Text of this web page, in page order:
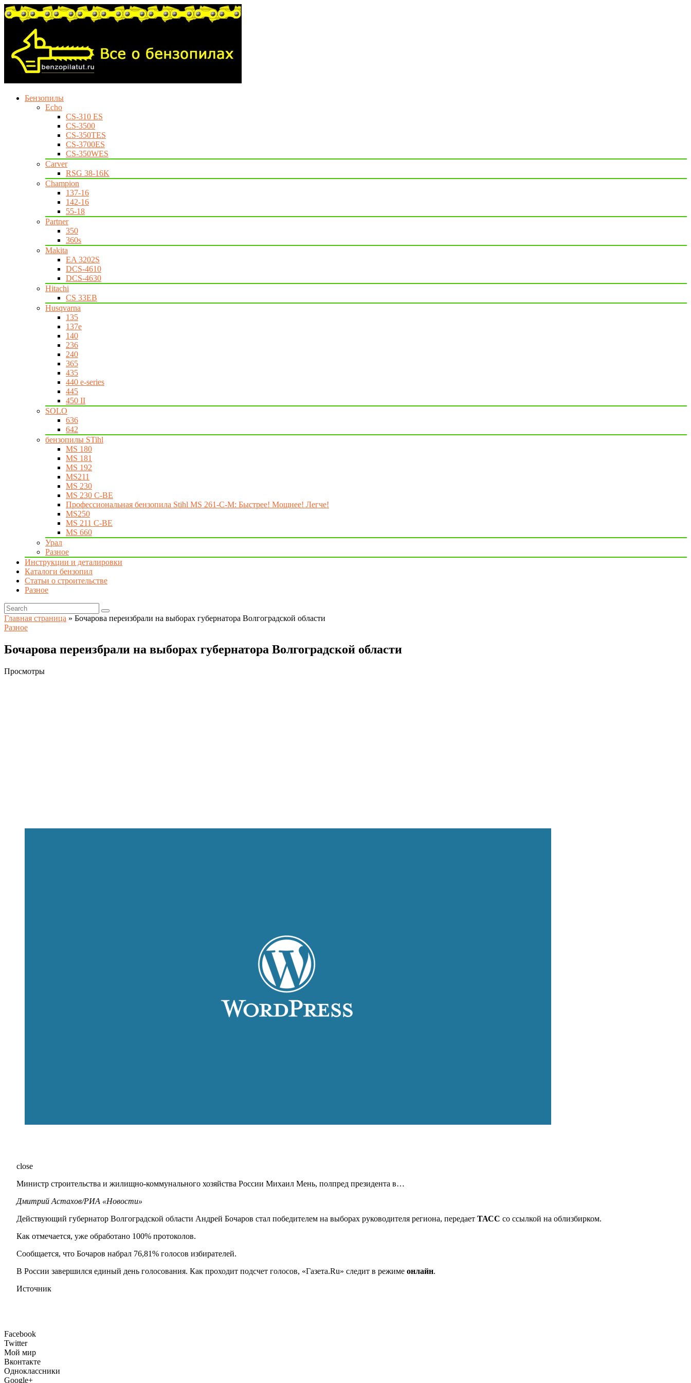
Бензопилы
Echo
CS-310 ES
CS-3500
CS-350TES
CS-3700ES
CS-350WES
Carver
RSG 38-16K
Champion
137-16
142-16
55-18
Partner
350
360s
Makita
EA 3202S
DCS-4610
DCS-4630
Hitachi
CS 33EB
Husqvarna
135
137e
140
236
240
365
435
440 e-series
445
450 II
SOLO
636
642
бензопилы STihl
MS 180
MS 181
MS 192
MS211
MS 230
MS 230 C-BE
Профессиональная бензопила Stihl MS 261-C-M: Быстрее! Мощнее! Легче!
MS250
MS 211 C-BE
MS 660
Урал
Разное
Инструкции и деталировки
Каталоги бензопил
Статьи о строительстве
Разное
Главная страница » Бочарова переизбрали на выборах губернатора Волгоградской области
Разное
Бочарова переизбрали на выборах губернатора Волгоградской области
Просмотры
close
Министр строительства и жилищно-коммунального хозяйства России Михаил Мень, полпред президента в…
Дмитрий Астахов/РИА «Новости»
Действующий губернатор Волгоградской области Андрей Бочаров стал победителем на выборах руководителя региона, передает ТАСС со ссылкой на облизбирком.
Как отмечается, уже обработано 100% протоколов.
Сообщается, что Бочаров набрал 76,81% голосов избирателей.
В России завершился единый день голосования. Как проходит подсчет голосов, «Газета.Ru» следит в режиме онлайн.
Источник
Facebook
Twitter
Мой мир
Вконтакте
Одноклассники
Google+